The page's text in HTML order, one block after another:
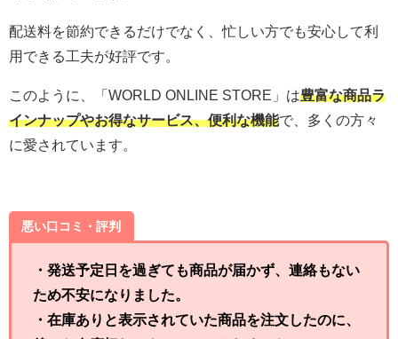
配送料を節約できるだけでなく、忙しい方でも安心して利
用できる工夫が好評です。
このように、「WORLD ONLINE STORE」は豊富な商品ラ
インナップやお得なサービス、便利な機能で、多くの方々
に愛されています。
悪い口コミ・評判
・発送予定日を過ぎても商品が届かず、連絡もない
ため不安になりました。
・在庫ありと表示されていた商品を注文したのに、